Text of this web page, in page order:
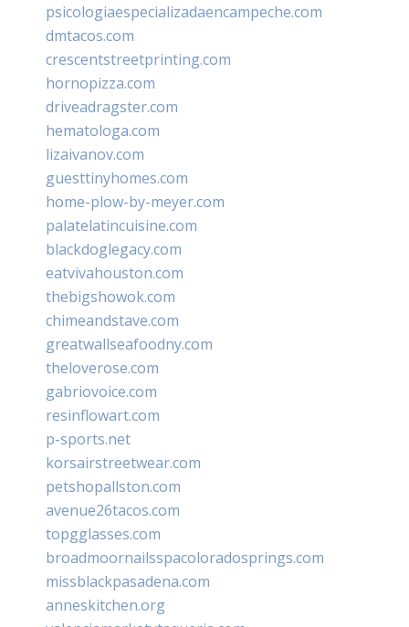
psicologiaespecializadaencampeche.com
dmtacos.com
crescentstreetprinting.com
hornopizza.com
driveadragster.com
hematologa.com
lizaivanov.com
guesttinyhomes.com
home-plow-by-meyer.com
palatelatincuisine.com
blackdoglegacy.com
eatvivahouston.com
thebigshowok.com
chimeandstave.com
greatwallseafoodny.com
theloverose.com
gabriovoice.com
resinflowart.com
p-sports.net
korsairstreetwear.com
petshopallston.com
avenue26tacos.com
topgglasses.com
broadmoornailsspacoloradosprings.com
missblackpasadena.com
anneskitchen.org